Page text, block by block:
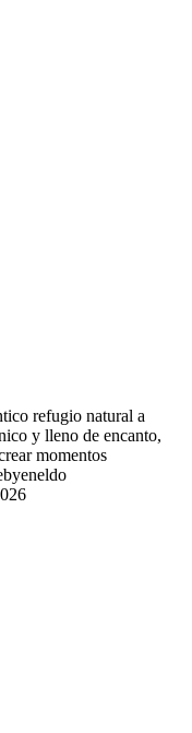
refugio natural a
y lleno de encanto,
momentos